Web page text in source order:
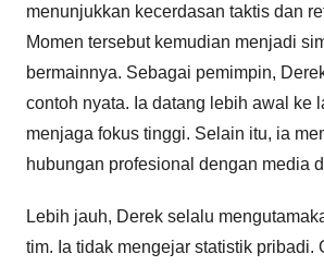
menunjukkan kecerdasan taktis dan
Momen tersebut kemudian menjadi
bermainnya. Sebagai pemimpin,
contoh nyata. Ia datang lebih awal ke
menjaga fokus tinggi. Selain itu, ia
hubungan profesional dengan media
Lebih jauh, Derek selalu
tim. Ia tidak mengejar statistik pribadi.